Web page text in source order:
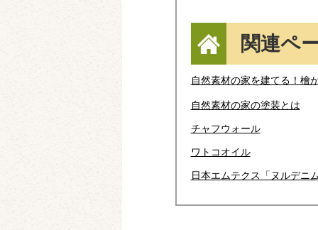
関連ペ
自然素材の家を建てる！檜
自然素材の家の塗装とは
チャフウォール
ワトコオイル
日本エムテクス「ヌルデニ